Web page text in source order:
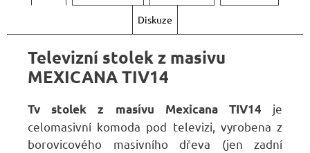
Diskuze
Televizní stolek z masivu
MEXICANA TIV14
Tv stolek z masívu Mexicana TIV14
je
celomasivní komoda pod televizi, vyrobena z
borovicového masivního dřeva (jen zadní